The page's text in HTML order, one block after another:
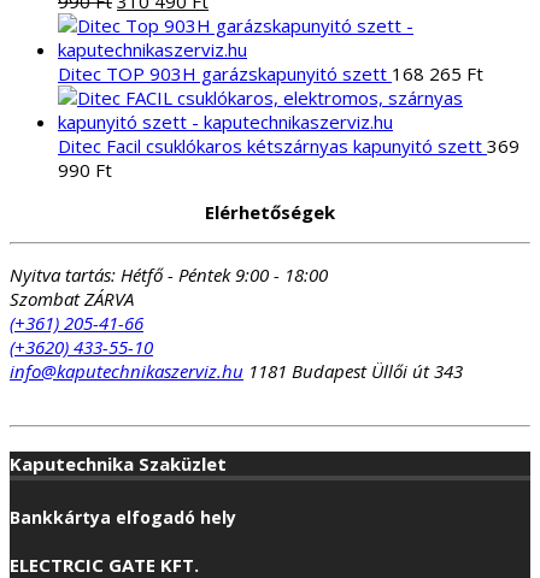
price
was:
354
990 Ft.
price
is:
310
490 Ft.
Ditec TOP 903H garázskapunyitó szett 168 265 Ft
Ditec Facil csuklókaros kétszárnyas kapunyitó szett 369
990 Ft
Elérhetőségek
Nyitva tartás: Hétfő - Péntek 9:00 - 18:00
Szombat ZÁRVA
(+361) 205-41-66
(+3620) 433-55-10
info@kaputechnikaszerviz.hu 1181 Budapest Üllői út 343
Kaputechnika Szaküzlet
Bankkártya elfogadó hely
ELECTRCIC GATE KFT.